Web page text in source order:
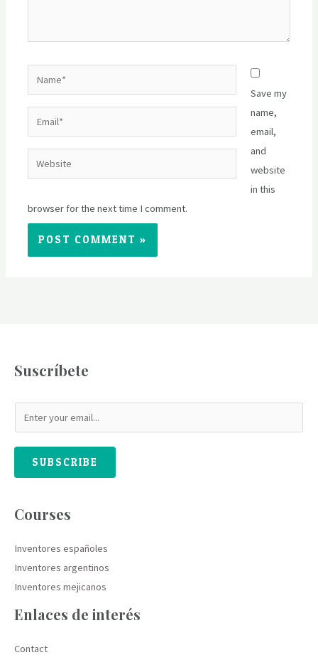
Website
Save my
name,
email,
and
website
in this
browser for the next time I comment.
Suscríbete
SUBSCRIBE
Courses
Inventores españoles
Inventores argentinos
Inventores mejicanos
Enlaces de interés
Contact